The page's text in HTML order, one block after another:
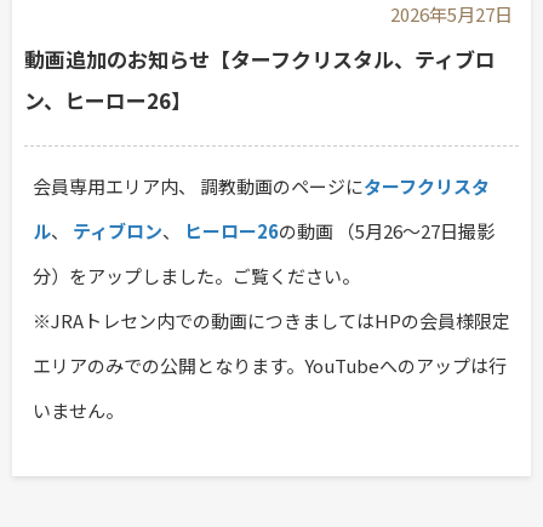
2026年5月27日
動画追加のお知らせ【ターフクリスタル、ティブロ
ン、ヒーロー26】
会員専用エリア内、 調教動画のページにターフクリスタ
ル、 ティブロン、 ヒーロー26の動画 （5月26～27日撮影
分）をアップしました。ご覧ください。
※JRAトレセン内での動画につきましてはHPの会員様限定
エリアのみでの公開となります。YouTubeへのアップは行
いません。